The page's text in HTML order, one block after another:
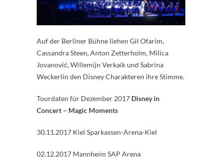
Auf der Berliner Bühne liehen Gil Ofarim,
Cassandra Steen, Anton Zetterholm, Milica
Jovanović, Willemijn Verkaik und Sabrina
Weckerlin den Disney Charakteren ihre Stimme.
Tourdaten für Dezember 2017 Disney in
Concert – Magic Moments
30.11.2017 Kiel Sparkassen-Arena-Kiel
02.12.2017 Mannheim SAP Arena